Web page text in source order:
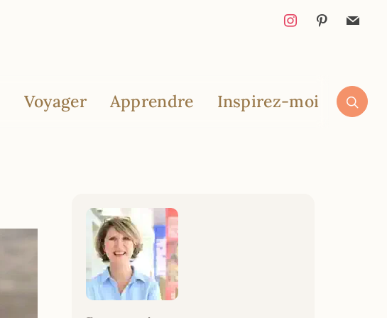
Voyager Apprendre Inspirez-moi